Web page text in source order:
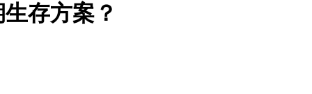
存方案？